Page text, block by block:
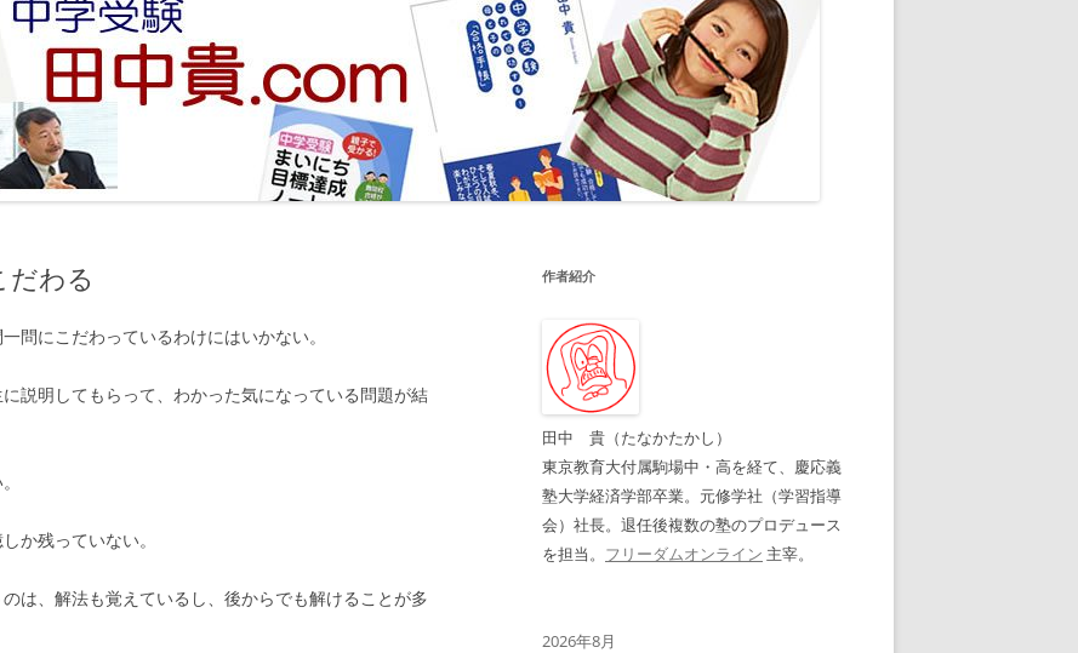
だわる
問にこだわっているわけにはいかない。
説明してもらって、わかった気になっている問題が結
か残っていない。
は、解法も覚えているし、後からでも解けることが多
作者紹介
田中 貴（たなかたかし）
東京教育大付属駒場中・高を経て、慶応義
塾大学経済学部卒業。元修学社（学習指導
会）社長。退任後複数の塾のプロデュース
を担当。 フリーダムオンライン 主宰。
2026年8月